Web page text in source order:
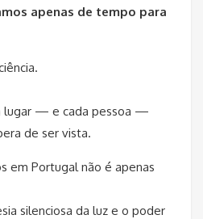
apenas de tempo para
lugar — e cada pessoa —
de ser vista.
em Portugal não é apenas
silenciosa da luz e o poder